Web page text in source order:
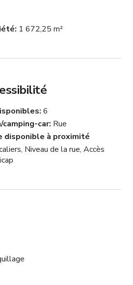
1 672,25 m²
6
camping-car Rue
disponible à proximité
Niveau de la rue, Accès